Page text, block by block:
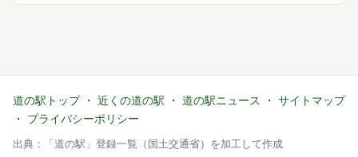
道の駅トップ・ 近くの道の駅 ・ 道の駅ニュース ・ サイトマップ
・ プライバシーポリシー
出典：「道の駅」登録一覧（国土交通省）を加工して作成